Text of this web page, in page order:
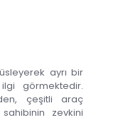
ayrı bir
görmektedir.
çeşitli araç
zevkini